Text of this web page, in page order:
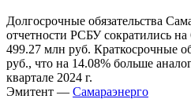
Долгосрочные обязательства
отчетности РСБУ сократились
499.27 млн руб. Краткосрочные
руб., что на 14.08% больше
квартале 2024 г.
Эмитент — Самараэнерго